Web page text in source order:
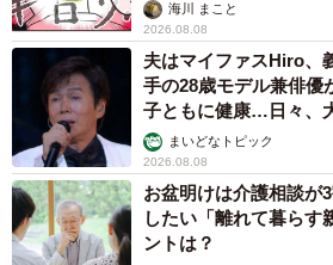
海川 まこと
2026.08.08
夫はマイファスHiro、
手の28歳モデル兼俳優
子ともに健康…日々、
まいどなトピック
2026.08.08
お盆明けは介護相談
したい「離れて暮らす
ントは？